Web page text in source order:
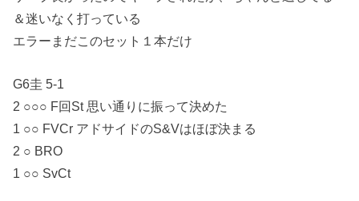
＆迷いなく打っている
エラーまだこのセット１本だけ
G6圭 5-1
2 ○○○ F回St 思い通りに振って決めた
1 ○○ FVCr アドサイドのS&Vはほぼ決まる
2 ○ BRO
1 ○○ SvCt